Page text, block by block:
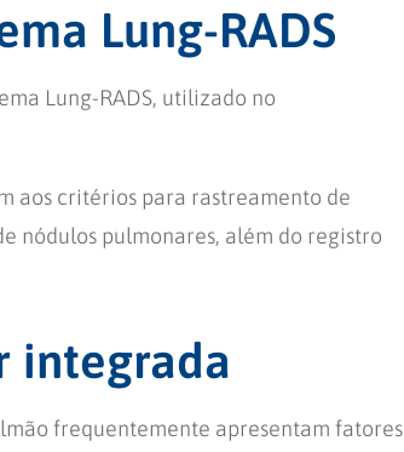
Lung-RADS
Lung-RADS, utilizado no
aos critérios para rastreamento de
nódulos pulmonares, além do registro
integrada
frequentemente apresentam fatores